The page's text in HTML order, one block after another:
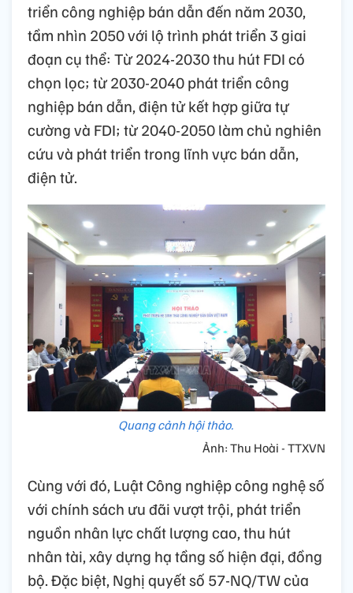
triển công nghiệp bán dẫn đến năm 2030,
tầm nhìn 2050 với lộ trình phát triển 3 giai
đoạn cụ thể: Từ 2024-2030 thu hút FDI có
chọn lọc; từ 2030-2040 phát triển công
nghiệp bán dẫn, điện tử kết hợp giữa tự
cường và FDI; từ 2040-2050 làm chủ nghiên
cứu và phát triển trong lĩnh vực bán dẫn,
điện tử.
Quang cảnh hội thảo.
Ảnh: Thu Hoài - TTXVN
Cùng với đó, Luật Công nghiệp công nghệ số
với chính sách ưu đãi vượt trội, phát triển
nguồn nhân lực chất lượng cao, thu hút
nhân tài, xây dựng hạ tầng số hiện đại, đồng
bộ. Đặc biệt, Nghị quyết số 57-NQ/TW của